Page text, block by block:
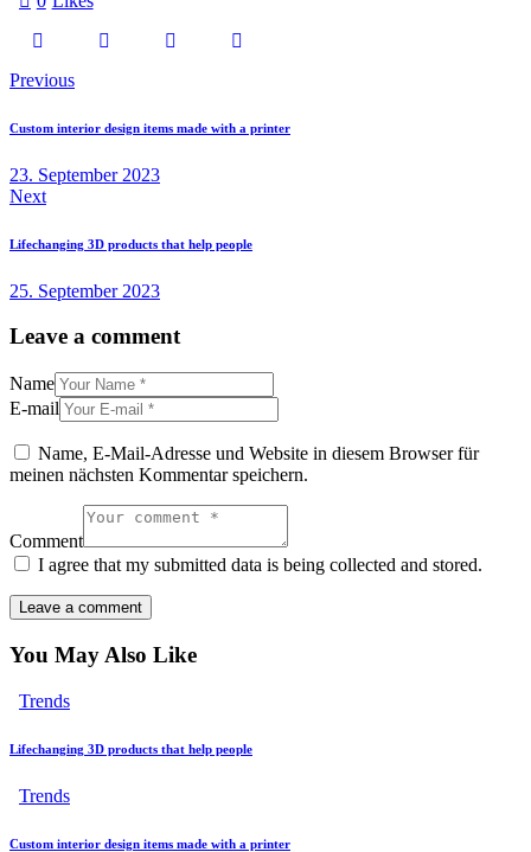
Previous
Custom interior design items made with a printer
23. September 2023
Next
Lifechanging 3D products that help people
25. September 2023
Leave a comment
Name
E-mail
Name, E-Mail-Adresse und Website in diesem Browser für
meinen nächsten Kommentar speichern.
Comment
I agree that my submitted data is being collected and stored.
You May Also Like
Trends
Lifechanging 3D products that help people
Trends
Custom interior design items made with a printer